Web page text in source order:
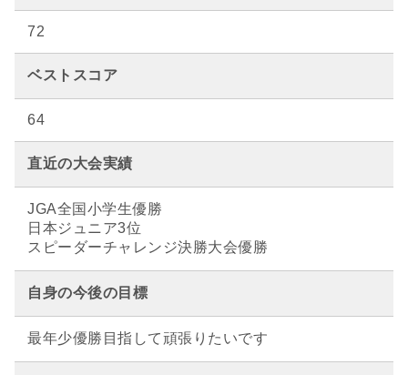
72
ベストスコア
64
直近の大会実績
JGA全国小学生優勝
日本ジュニア3位
スピーダーチャレンジ決勝大会優勝
自身の今後の目標
最年少優勝目指して頑張りたいです